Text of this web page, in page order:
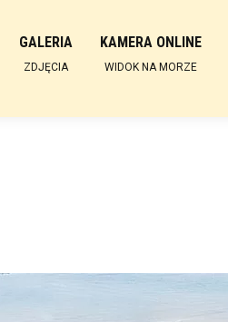
GALERIA
ZDJĘCIA
KAMERA ONLINE
WIDOK NA MORZE